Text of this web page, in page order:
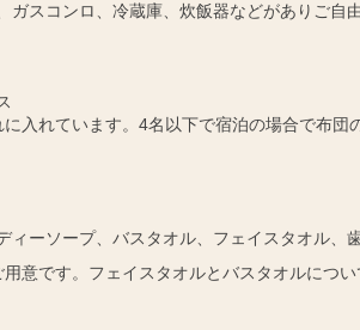
スコンロ、冷蔵庫、炊飯器などがありご自
入れています。4名以下で宿泊の場合で布団
ィーソープ、バスタオル、フェイスタオル、
意です。フェイスタオルとバスタオルにつ